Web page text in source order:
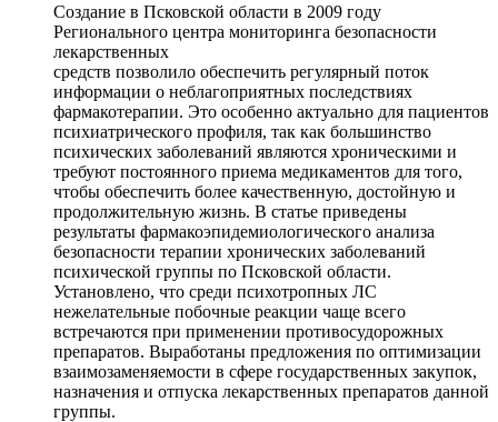
Создание в Псковской области в 2009 году
Регионального центра мониторинга безопасности
лекарственных
средств позволило обеспечить регулярный поток
информации о неблагоприятных последствиях
фармакотерапии. Это особенно актуально для пациентов
психиатрического профиля, так как большинство
психических заболеваний являются хроническими и
требуют постоянного приема медикаментов для того,
чтобы обеспечить более качественную, достойную и
продолжительную жизнь. В статье приведены
результаты фармакоэпидемиологического анализа
безопасности терапии хронических заболеваний
психической группы по Псковской области.
Установлено, что среди психотропных ЛС
нежелательные побочные реакции чаще всего
встречаются при применении противосудорожных
препаратов. Выработаны предложения по оптимизации
взаимозаменяемости в сфере государственных закупок,
назначения и отпуска лекарственных препаратов данной
группы.